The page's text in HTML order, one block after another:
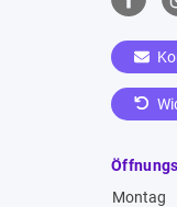
Montag